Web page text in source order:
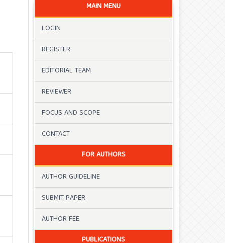
MAIN MENU
LOGIN
REGISTER
EDITORIAL TEAM
REVIEWER
FOCUS AND SCOPE
CONTACT
FOR AUTHORS
AUTHOR GUIDELINE
SUBMIT PAPER
AUTHOR FEE
PUBLICATIONS